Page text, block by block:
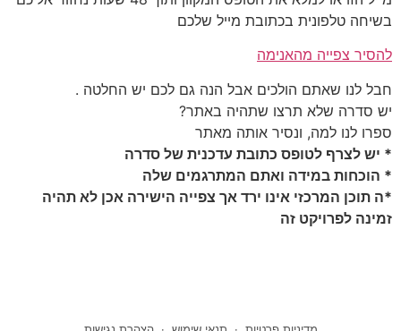
בשיחה טלפונית בכתובת מייל שלכם
להסיר צפייה מהאנימה
חבל לנו שאתם הולכים אבל הנה גם לכם יש החלטה .
יש סדרה שלא תרצו שתהיה באתר?
ספרו לנו למה, ונסיר אותה מאתר
* יש לצרף לטופס כתובת עדכנית של סדרה
* הוכחות במידה ואתם המתרגמים שלה
*ה תוכן המרכזי אינו ירד אך צפייה הישירה אכן לא תהיה
זמינה לפרויקט זה